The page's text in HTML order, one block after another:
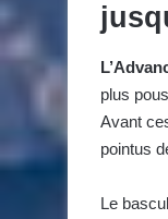
plus
Avant
pointus
Le